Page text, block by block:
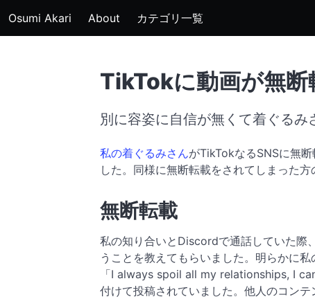
Osumi Akari About カテゴリ一覧
TikTokに動画が無断
別に容姿に自信が無くて着ぐる
私の着ぐるみさんがTikTokなるSNSに無
した。同様に無断転載をされてしまった方
無断転載
私の知り合いとDiscordで通話していた際
うことを教えてもらいました。明らかに
「I always spoil all my relationships, I
付けて投稿されていました。他人のコン